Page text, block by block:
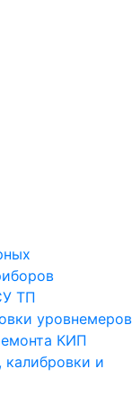
ТП
уровнемеров
КИП
калибровки и